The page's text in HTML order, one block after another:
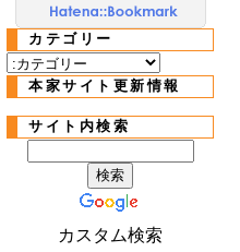
カテゴリー
本家サイト更新情報
サイト内検索
カスタム検索